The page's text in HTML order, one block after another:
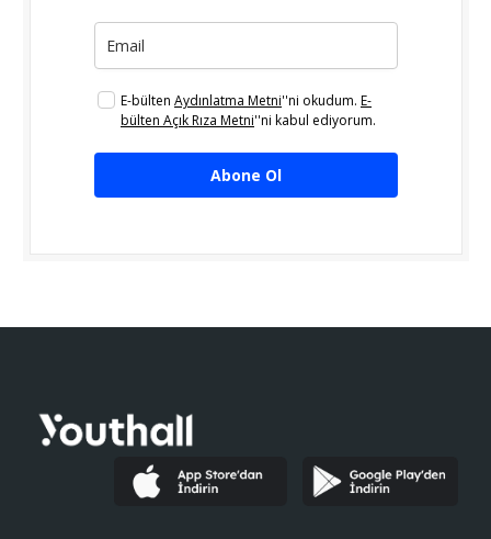
E-bülten Aydınlatma Metni''ni okudum. E-
bülten Açık Rıza Metni''ni kabul ediyorum.
Abone Ol